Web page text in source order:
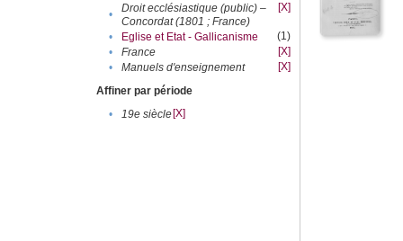
•
Droit ecclésiastique (public) –
Concordat (1801 ; France)
[X]
• Eglise et Etat - Gallicanisme
(1)
•
France
[X]
•
Manuels d'enseignement
[X]
Affiner par période
•
19e siècle[X]